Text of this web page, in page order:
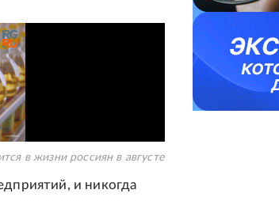
в жизни россиян в августе
и никогда